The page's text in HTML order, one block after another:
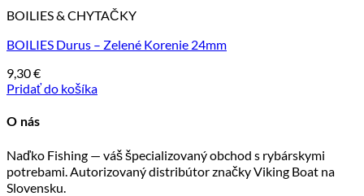
BOILIES & CHYTAČKY
BOILIES Durus – Zelené Korenie 24mm
9,30€
Pridať do košíka
O nás
Naďko Fishing — váš špecializovaný obchod s rybárskymi
potrebami. Autorizovaný distribútor značky Viking Boat na
Slovensku.